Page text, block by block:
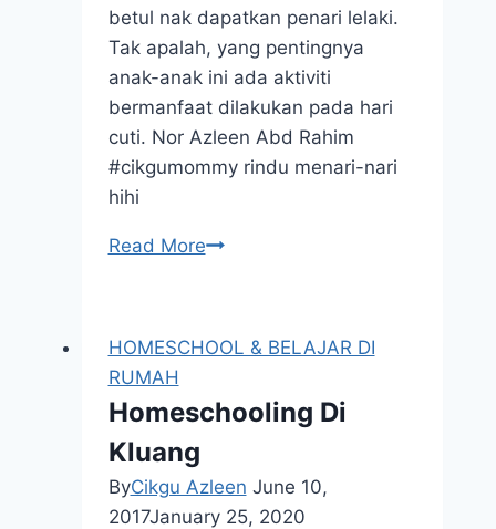
betul nak dapatkan penari lelaki.
Tak apalah, yang pentingnya
anak-anak ini ada aktiviti
bermanfaat dilakukan pada hari
cuti. Nor Azleen Abd Rahim
#cikgumommy rindu menari-nari
hihi
Read MoreKelas
Zaffan
HOMESCHOOL & BELAJAR DI
RUMAH
Homeschooling Di
Kluang
ByCikgu Azleen June 10,
2017January 25, 2020